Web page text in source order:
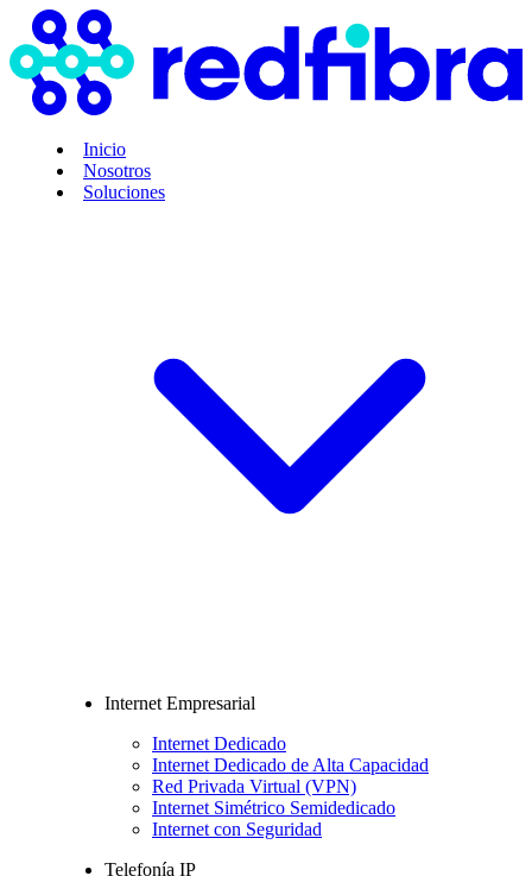
Inicio
Nosotros
Soluciones
Internet Empresarial
Internet Dedicado
Internet Dedicado de Alta Capacidad
Red Privada Virtual (VPN)
Internet Simétrico Semidedicado
Internet con Seguridad
Telefonía IP